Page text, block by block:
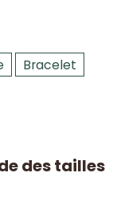
Bracelet
des tailles